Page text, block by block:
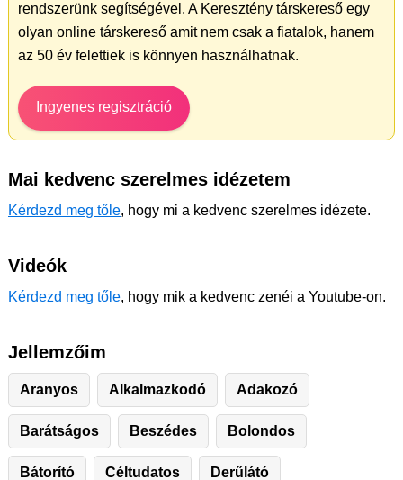
rendszerünk segítségével. A Keresztény társkereső egy
olyan online társkereső amit nem csak a fiatalok, hanem
az 50 év felettiek is könnyen használhatnak.
Ingyenes regisztráció
Mai kedvenc szerelmes idézetem
Kérdezd meg tőle, hogy mi a kedvenc szerelmes idézete.
Videók
Kérdezd meg tőle, hogy mik a kedvenc zenéi a Youtube-on.
Jellemzőim
Aranyos Alkalmazkodó Adakozó
Barátságos Beszédes Bolondos
Bátorító Céltudatos Derűlátó